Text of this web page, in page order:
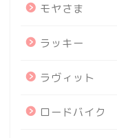
モヤさま
ラッキー
ラヴィット
ロードバイク